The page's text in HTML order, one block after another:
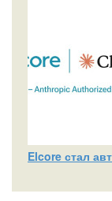
Elcore стал